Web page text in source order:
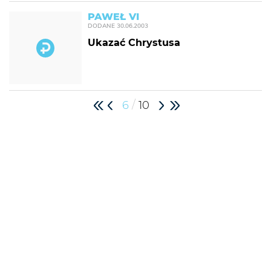
PAWEŁ VI
DODANE 30.06.2003
Ukazać Chrystusa
6 / 10